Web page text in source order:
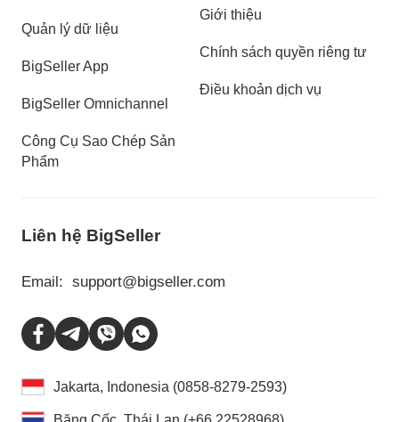
Quản lý dữ liệu
BigSeller App
BigSeller Omnichannel
Công Cụ Sao Chép Sản
Phẩm
Giới thiệu
Chính sách quyền riêng tư
Điều khoản dịch vụ
Liên hệ BigSeller
Email: support@bigseller.com
Jakarta, Indonesia (0858-8279-2593)